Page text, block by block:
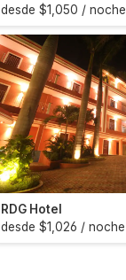
desde $1,050 / noche
RDG Hotel
desde $1,026 / noche